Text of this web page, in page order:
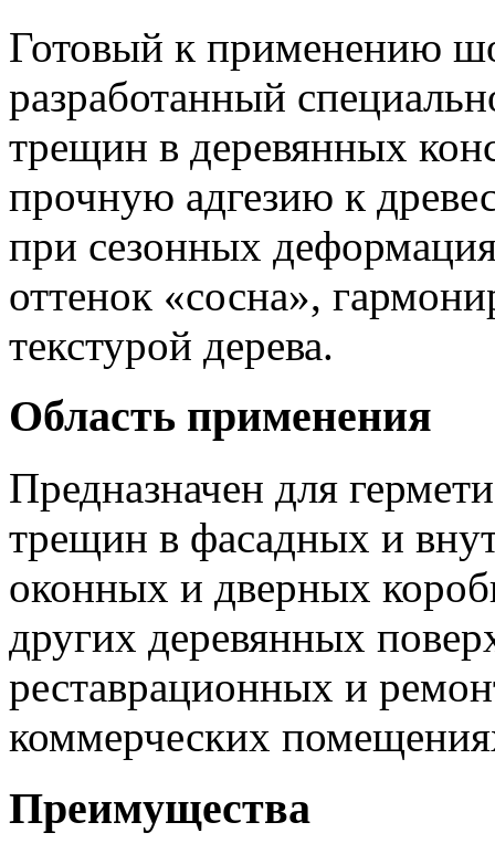
Готовый к применению
разработанный
трещин в деревянных
прочную адгезию к
при сезонных
оттенок «сосна»,
текстурой дерева.
Область применения
Предназначен для
трещин в фасадных и
оконных и дверных
других деревянных
реставрационных и
коммерческих
Преимущества